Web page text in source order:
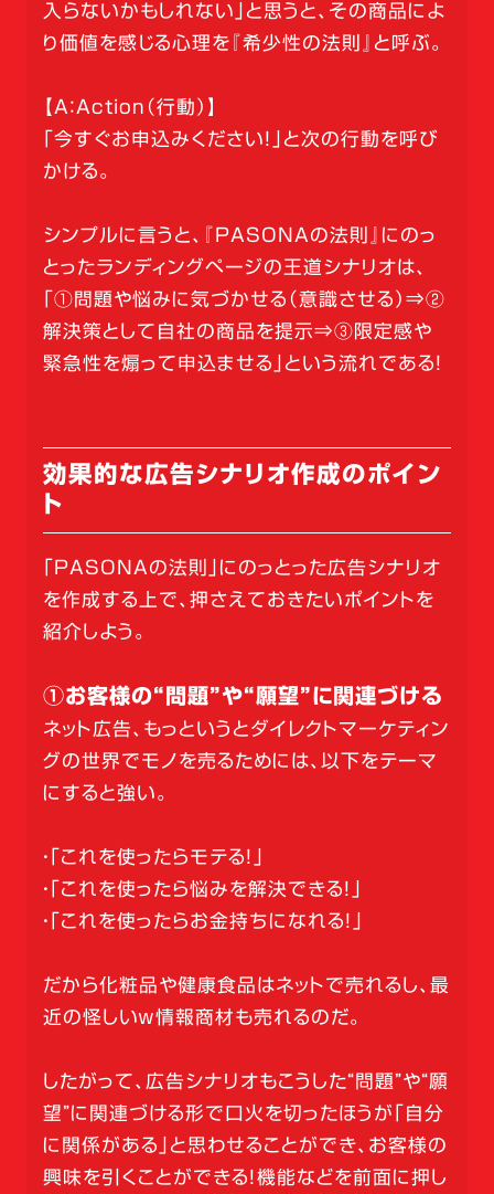
入らないかもしれない」と思うと、その商品によ
り価値を感じる心理を『希少性の法則』と呼ぶ。
【A：Action（行動）】
「今すぐお申込みください！」と次の行動を呼び
かける。
シンプルに言うと、『PASONAの法則』にのっ
とったランディングページの王道シナリオは、
「①問題や悩みに気づかせる（意識させる）⇒②
解決策として自社の商品を提示⇒③限定感や
緊急性を煽って申込ませる」という流れである！
効果的な広告シナリオ作成のポイン
ト
「PASONAの法則」にのっとった広告シナリオ
を作成する上で、押さえておきたいポイントを
紹介しよう。
①お客様の“問題”や“願望”に関連づける
ネット広告、もっというとダイレクトマーケティン
グの世界でモノを売るためには、以下をテーマ
にすると強い。
・「これを使ったらモテる！」
・「これを使ったら悩みを解決できる！」
・「これを使ったらお金持ちになれる！」
だから化粧品や健康食品はネットで売れるし、最
近の怪しいｗ情報商材も売れるのだ。
したがって、広告シナリオもこうした“問題”や“願
望”に関連づける形で口火を切ったほうが「自分
に関係がある」と思わせることができ、お客様の
興味を引くことができる！機能などを前面に押し